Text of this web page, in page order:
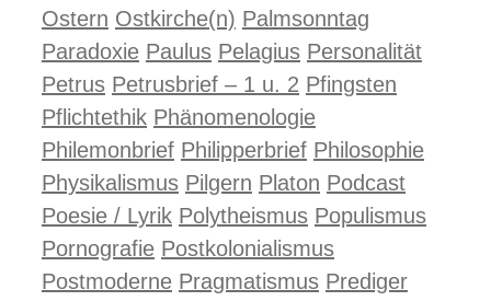
Ostern Ostkirche(n) Palmsonntag
Paradoxie Paulus Pelagius Personalität
Petrus Petrusbrief – 1 u. 2 Pfingsten
Pflichtethik Phänomenologie
Philemonbrief Philipperbrief Philosophie
Physikalismus Pilgern Platon Podcast
Poesie / Lyrik Polytheismus Populismus
Pornografie Postkolonialismus
Postmoderne Pragmatismus Prediger